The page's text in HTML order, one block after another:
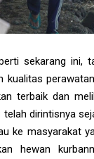
sekarang ini,
kualitas
terbaik dan
dirintisnya
ke masyarakat
hewan